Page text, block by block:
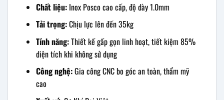
Chất liệu:Inox Posco cao cấp, độ dày 1.0mm
Tải trọng:Chịu lực lên đến 35kg
Tính năng:Thiết kế gấp gọn linh hoạt, tiết kiệm 85%
diện tích khi không sử dụng
Công nghệ:Gia công CNC bo góc an toàn, thẩm mỹ
cao